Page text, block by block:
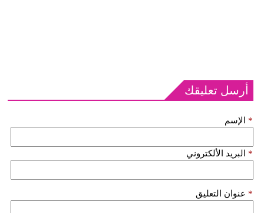
أرسل تعليقك
الإسم *
البريد الألكتروني *
عنوان التعليق *